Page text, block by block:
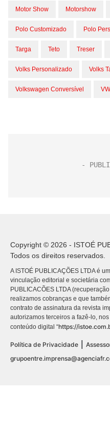
Motor Show Motorshow
Polo Customizado Polo
Targa Teto Treser
Volks Personalizado Volks
Volkswagen Conversível VW
Copyright © 2026 - ISTOÉ
Todos os direitos reservados.
A ISTOÉ PUBLICAÇÕES LTDA é
vinculação editorial e societária
PUBLICACÕES LTDA
realizamos cobranças e que
contrato de assinatura da revista
autorizamos terceiros a fazê-lo,
conteúdo digital “https://
Política de Privacidade